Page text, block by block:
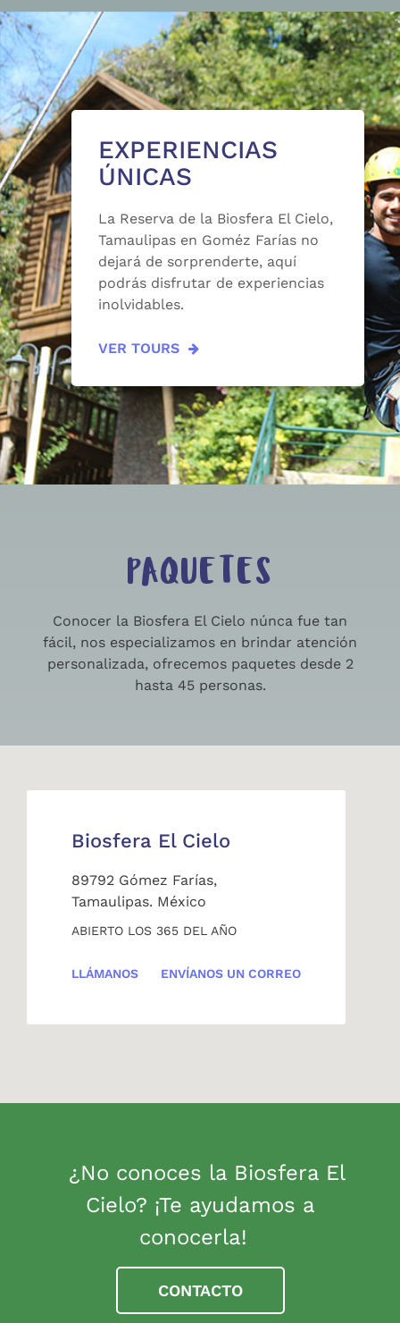
EXPERIENCIAS
ÚNICAS
La Reserva de la Biosfera El Cielo,
Tamaulipas en Goméz Farías no
dejará de sorprenderte, aquí
podrás disfrutar de experiencias
inolvidables.
VER TOURS
PAQUETES
Conocer la Biosfera El Cielo núnca fue tan
fácil, nos especializamos en brindar atención
personalizada, ofrecemos paquetes desde 2
hasta 45 personas.
Biosfera El Cielo
89792 Gómez Farías,
Tamaulipas. México
ABIERTO LOS 365 DEL AÑO
LLÁMANOS ENVÍANOS UN CORREO
¿No conoces la Biosfera El
Cielo? ¡Te ayudamos a
conocerla!
CONTACTO